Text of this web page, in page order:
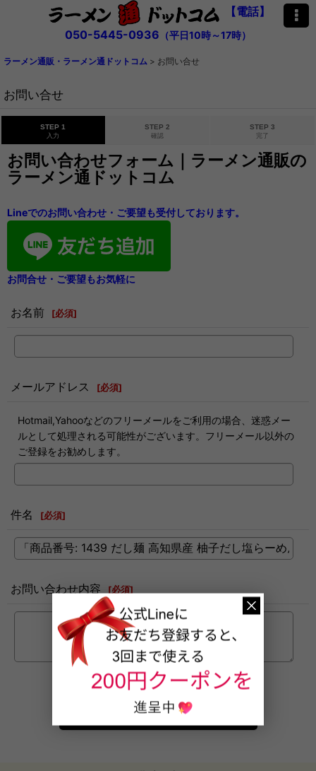
【電話】
050-5445-0936 （平日10時～17時）
ラーメン通販・ラーメン通ドットコム > お問い合せ
お問い合せ
STEP 1
入力
STEP 2
確認
STEP 3
完了
お問い合わせフォーム｜ラーメン通販の
ラーメン通ドットコム
Lineでのお問い合わせ・ご要望も受付しております。
お問合せ・ご要望もお気軽に
お名前 [必須]
メールアドレス [必須]
Hotmail,Yahooなどのフリーメールをご利用の場合、迷惑メー
ルとして処理される可能性がございます。フリーメール以外の
ご登録をお勧めします。
件名 [必須]
お問い合わせ内容 [必須]
確認画面へ